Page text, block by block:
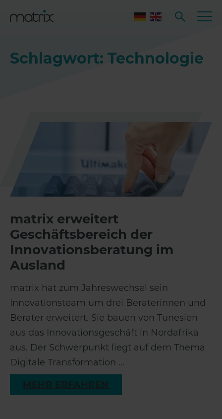
Schlagwort: Technologie
matrix erweitert
Geschäftsbereich der
Innovationsberatung im
Ausland
matrix hat zum Jahreswechsel sein
Innovationsteam um drei Beraterinnen und
Berater erweitert. Sie bauen von Tunesien
aus das Innovationsgeschäft in Nordafrika
aus. Der Schwerpunkt liegt auf dem Thema
Digitale Transformation ...